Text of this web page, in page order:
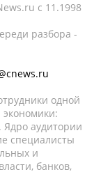
c 11.1998
разбора -
одной
аудитории
специалисты
и
банков,